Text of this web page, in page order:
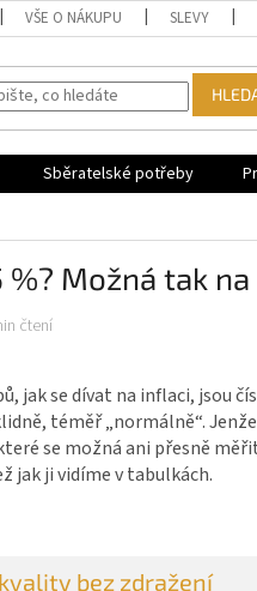
VŠE O NÁKUPU SLEVY
Sběratelské potřeby
%? Možná tak
čtení
jak se dívat na inflaci, jsou
téměř „normálně“.
se možná ani přesně
jak ji vidíme v tabulkách.
bez zdražení